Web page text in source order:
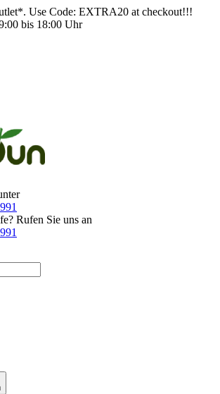
Use Code: EXTRA20 at checkout!!!
bis 18:00 Uhr
Rufen Sie uns an